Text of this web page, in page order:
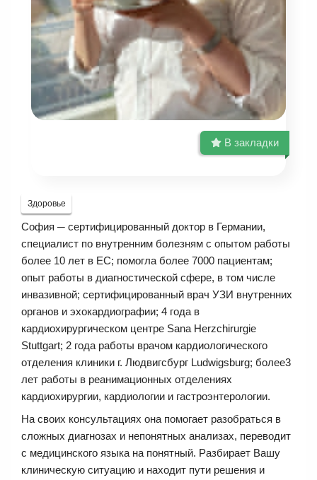
В закладки
Здоровье
София ─ сертифицированный доктор в Германии,
специалист по внутренним болезням с опытом работы
более 10 лет в ЕС; помогла более 7000 пациентам;
опыт работы в диагностической сфере, в том числе
инвазивной; сертифицированный врач УЗИ внутренних
органов и эхокардиографии; 4 года в
кардиохирургическом центре Sana Herzchirurgie
Stuttgart; 2 года работы врачом кардиологического
отделения клиники г. Людвигсбург Ludwigsburg; более3
лет работы в реанимационных отделениях
кардиохирургии, кардиологии и гастроэнтерологии.
На своих консультациях она помогает разобраться в
сложных диагнозах и непонятных анализах, переводит
с медицинского языка на понятный. Разбирает Вашу
клиническую ситуацию и находит пути решения и